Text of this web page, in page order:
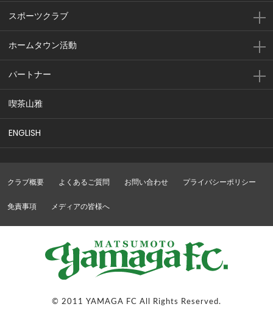
スポーツクラブ
ホームタウン活動
パートナー
喫茶山雅
ENGLISH
クラブ概要 よくあるご質問 お問い合わせ プライバシーポリシー
免責事項 メディアの皆様へ
© 2011 YAMAGA FC All Rights Reserved.